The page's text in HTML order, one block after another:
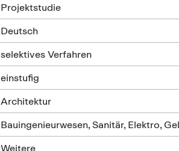
Projektstudie
Deutsch
selektives Verfahren
einstufig
Architektur
Bauingenieurwesen, Sanitär, Elektro,
Weitere